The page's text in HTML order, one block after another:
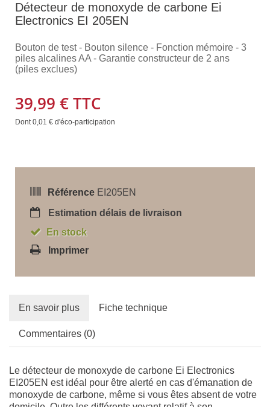
Détecteur de monoxyde de carbone Ei
Electronics EI 205EN
Bouton de test - Bouton silence - Fonction mémoire - 3
piles alcalines AA - Garantie constructeur de 2 ans
(piles exclues)
39,99 €TTC
Dont0,01 € d'éco-participation
Référence EI205EN
Estimation délais de livraison
En stock
Imprimer
En savoir plus Fiche technique
Commentaires (0)
Le détecteur de monoxyde de carbone Ei Electronics
EI205EN est idéal pour être alerté en cas d'émanation de
monoxyde de carbone, même si vous êtes absent de votre